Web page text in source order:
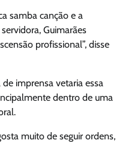
samba canção e a
Guimarães
profissional”, disse
imprensa vetaria essa
dentro de uma
muito de seguir ordens,